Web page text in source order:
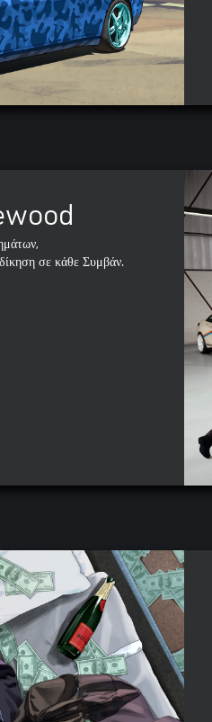
σε κάθε Συμβάν.